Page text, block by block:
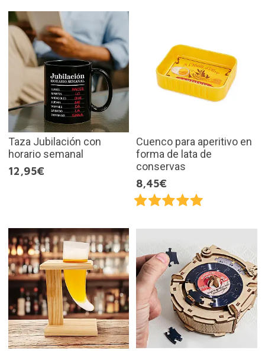
Taza Jubilación con
horario semanal
12,95€
Cuenco para aperitivo en
forma de lata de
conservas
8,45€